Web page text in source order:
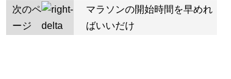
次のペ
ージ
マラソンの開始時間を早めれ
ばいいだけ